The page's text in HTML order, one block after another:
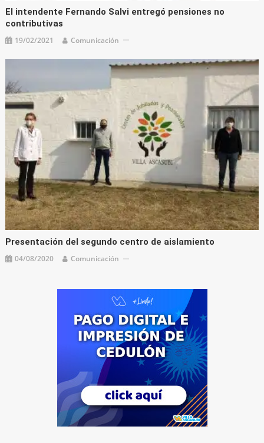
El intendente Fernando Salvi entregó pensiones no
contributivas
19/02/2021 Comunicación
Presentación del segundo centro de aislamiento
04/08/2020 Comunicación